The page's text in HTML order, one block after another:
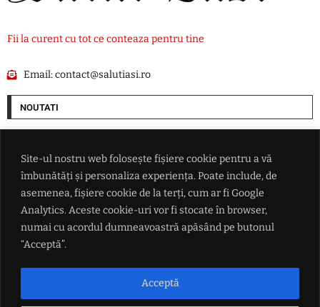
Site-ul nostru web folosește fișiere cookie pentru a vă
îmbunătăți și personaliza experiența. Poate include, de
asemenea, fișiere cookie de la terți, cum ar fi Google
Analytics. Aceste cookie-uri vor fi stocate în browser,
numai cu acordul dumneavoastră apăsând pe butonul
“Acceptă”.
Acceptă
Fii la curent cu tot ce conteaza pentru tine
Email:contact@salutiasi.ro
NOUTATI
drone
Președintele federației argentiniene a vorbit despre viitorul lui Lionel
Messi
Petrișor Peiu trimite Curtea de Conturi peste Diana Buzoianu
HARTĂ Caniculă în sudul țării, vânt puternic în zona de est și ploi